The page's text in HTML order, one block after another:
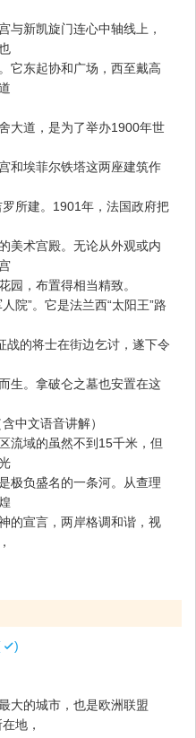
与新凯旋门连心中轴线上，
它东起协和广场，西至戴高
大道，是为了举办1900年世
和埃菲尔铁塔这两座建筑作
罗所建。1901年，法国政府把
美术宫殿。无论从外观或内
园，布置得相当精致。
院”。它是法兰西“太阳王”路
战的将士在街边乞讨，遂下令
生。拿破仑之墓也安置在这
中文语音讲解）
流域的虽然不到15千米，但
极负盛名的一条河。从查理
的宣言，两岸格调和谐，视
)
大的城市，也是欧洲联盟
地，